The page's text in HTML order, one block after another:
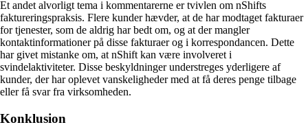
Et andet alvorligt tema i kommentarerne er tvivlen om nShifts
faktureringspraksis. Flere kunder hævder, at de har modtaget fakturaer
for tjenester, som de aldrig har bedt om, og at der mangler
kontaktinformationer på disse fakturaer og i korrespondancen. Dette
har givet mistanke om, at nShift kan være involveret i
svindelaktiviteter. Disse beskyldninger understreges yderligere af
kunder, der har oplevet vanskeligheder med at få deres penge tilbage
eller få svar fra virksomheden.
Konklusion